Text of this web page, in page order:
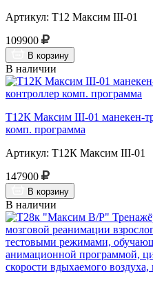
Артикул: Т12 Максим III-01
109900
В корзину
В наличии
Т12К Максим III-01 манекен-
комп. программа
Артикул: Т12К Максим III-01
147900
В корзину
В наличии